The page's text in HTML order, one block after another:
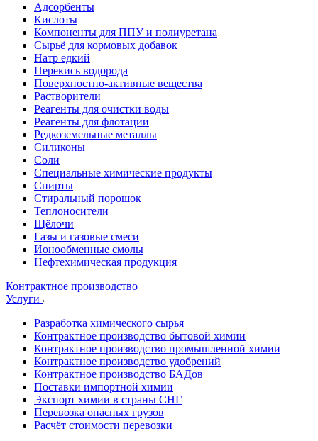
Адсорбенты
Кислоты
Компоненты для ППУ и полиуретана
Сырьё для кормовых добавок
Натр едкий
Перекись водорода
Поверхностно-активные вещества
Растворители
Реагенты для очистки воды
Реагенты для флотации
Редкоземельные металлы
Силиконы
Соли
Специальные химические продукты
Спирты
Стиральный порошок
Теплоносители
Щёлочи
Газы и газовые смеси
Ионообменные смолы
Нефтехимическая продукция
Контрактное производство
Услуги
Разработка химического сырья
Контрактное производство бытовой химии
Контрактное производство промышленной химии
Контрактное производство удобрений
Контрактное производство БАДов
Поставки импортной химии
Экспорт химии в страны СНГ
Перевозка опасных грузов
Расчёт стоимости перевозки